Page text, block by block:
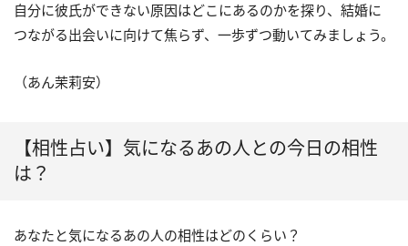
自分に彼氏ができない原因はどこにあるのかを探り、結婚に
つながる出会いに向けて焦らず、一歩ずつ動いてみましょう。
（あん茉莉安）
【相性占い】気になるあの人との今日の相性
は？
あなたと気になるあの人の相性はどのくらい？